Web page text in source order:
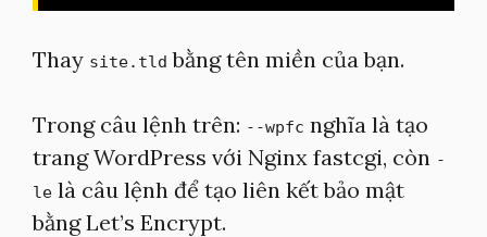
Thay site.tld bằng tên miền của bạn.
Trong câu lệnh trên: --wpfc nghĩa là tạo
trang WordPress với Nginx fastcgi, còn -
le là câu lệnh để tạo liên kết bảo mật
bằng Let’s Encrypt.